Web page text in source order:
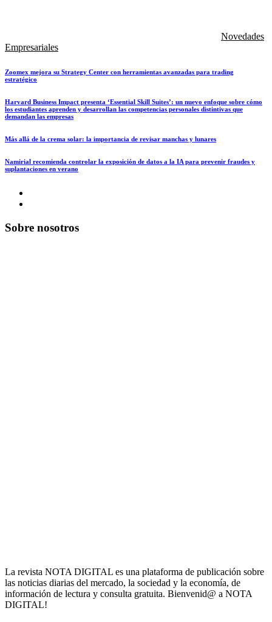
Novedades
Empresariales
Zoomex mejora su Strategy Center con herramientas avanzadas para trading
estratégico
Harvard Business Impact presenta ‘Essential Skill Suites’: un nuevo enfoque sobre cómo
los estudiantes aprenden y desarrollan las competencias personales distintivas que
demandan las empresas
Más allá de la crema solar: la importancia de revisar manchas y lunares
Namirial recomienda controlar la exposición de datos a la IA para prevenir fraudes y
suplantaciones en verano
Sobre nosotros
La revista NOTA DIGITAL es una plataforma de publicación sobre
las noticias diarias del mercado, la sociedad y la economía, de
información de lectura y consulta gratuita. Bienvenid@ a NOTA
DIGITAL!